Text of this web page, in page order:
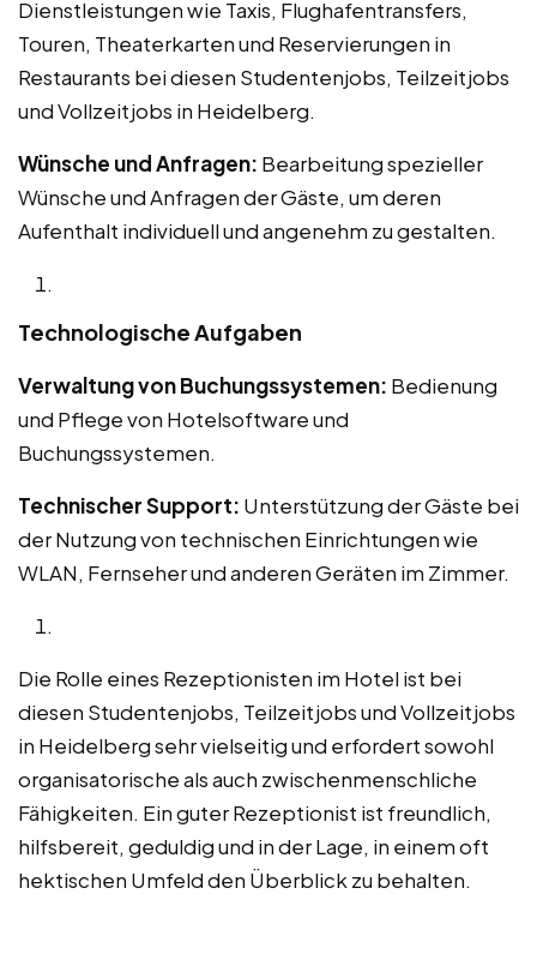
Dienstleistungen wie Taxis, Flughafentransfers,
Touren, Theaterkarten und Reservierungen in
Restaurants bei diesen Studentenjobs, Teilzeitjobs
und Vollzeitjobs in Heidelberg.
Wünsche und Anfragen: Bearbeitung spezieller
Wünsche und Anfragen der Gäste, um deren
Aufenthalt individuell und angenehm zu gestalten.
Technologische Aufgaben
Verwaltung von Buchungssystemen: Bedienung
und Pflege von Hotelsoftware und
Buchungssystemen.
Technischer Support: Unterstützung der Gäste bei
der Nutzung von technischen Einrichtungen wie
WLAN, Fernseher und anderen Geräten im Zimmer.
Die Rolle eines Rezeptionisten im Hotel ist bei
diesen Studentenjobs, Teilzeitjobs und Vollzeitjobs
in Heidelberg sehr vielseitig und erfordert sowohl
organisatorische als auch zwischenmenschliche
Fähigkeiten. Ein guter Rezeptionist ist freundlich,
hilfsbereit, geduldig und in der Lage, in einem oft
hektischen Umfeld den Überblick zu behalten.